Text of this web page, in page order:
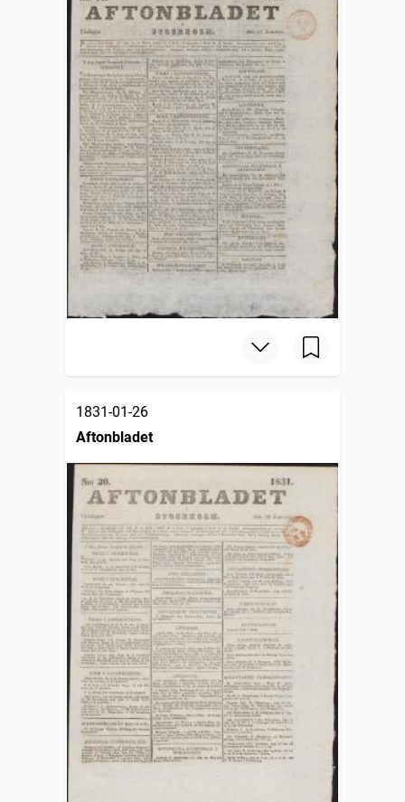
1831-01-26
Aftonbladet